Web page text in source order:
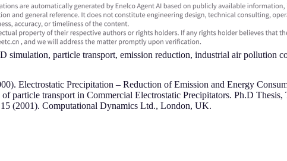
simulation, particle transport, emission reduction, industrial air pollution
Electrostatic Precipitation – Reduction of Emission and Energy
particle transport in Commercial Electrostatic Precipitators. Ph.D
(2001). Computational Dynamics Ltd., London, UK.